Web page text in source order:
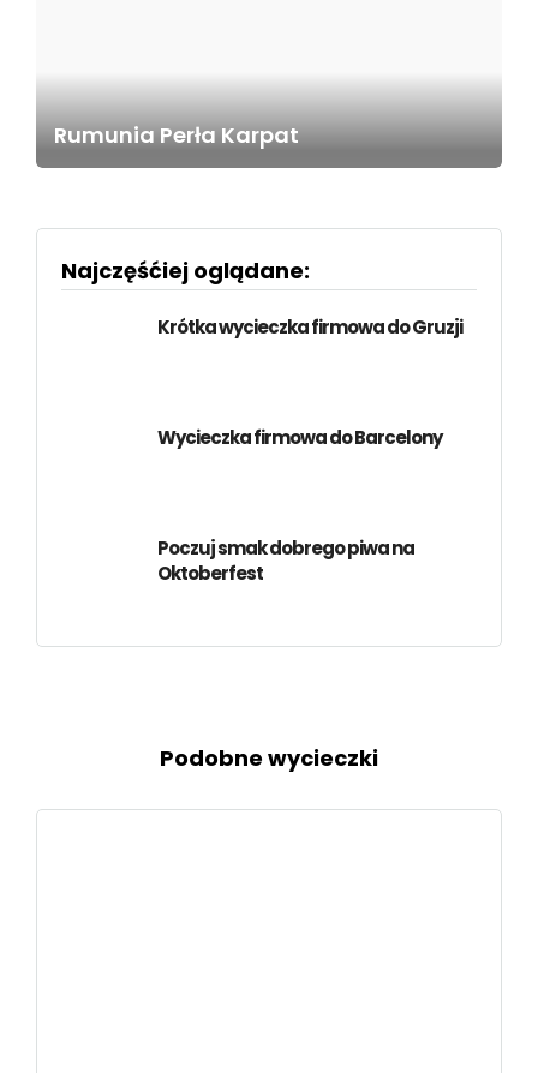
Rumunia Perła Karpat
Najczęśćiej oglądane:
Krótka wycieczka firmowa do Gruzji
Wycieczka firmowa do Barcelony
Poczuj smak dobrego piwa na
Oktoberfest
Podobne wycieczki